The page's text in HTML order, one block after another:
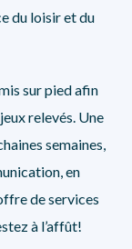
du loisir et du
sur pied afin
relevés. Une
semaines,
en
de services
à l’affût!